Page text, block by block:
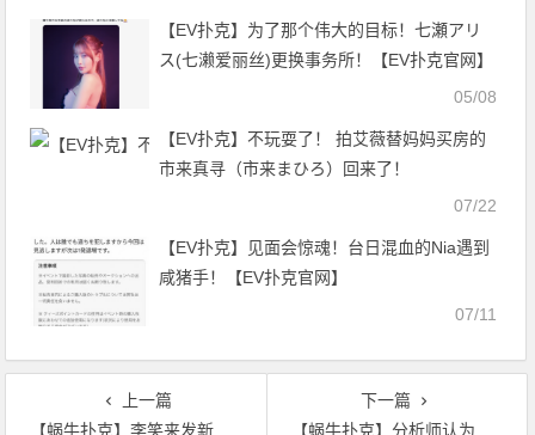
【EV扑克】为了那个伟大的目标！七瀬アリ
ス(七濑爱丽丝)更换事务所！【EV扑克官网】
05/08
【EV扑克】不玩耍了！ 拍艾薇替妈妈买房的
市来真寻（市来まひろ）回来了！
07/22
【EV扑克】见面会惊魂！台日混血的Nia遇到
咸猪手！【EV扑克官网】
07/11
上一篇
【蜗牛扑克】李笑来发新币、建新群，你还愿意帮他拉人头么？
下一篇
【蜗牛扑克】分析师认为投资者如今更愿意持有蜗牛，而不愿换成法币